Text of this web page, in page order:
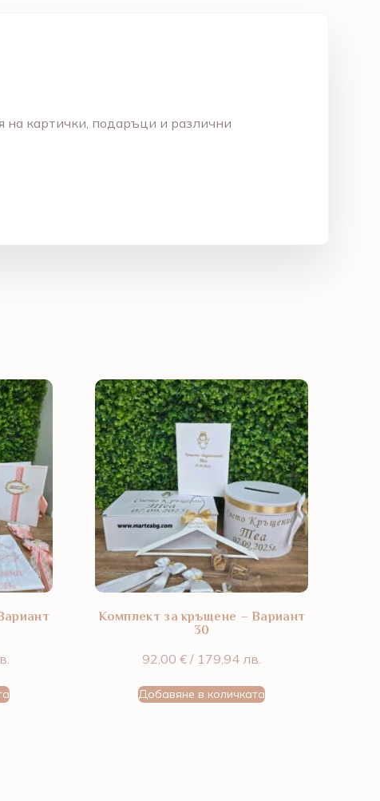
на картички, подаръци и различни
Комплект за кръщене – Вариант
30
92,00 €/ 179,94 лв.
Добавяне в количката